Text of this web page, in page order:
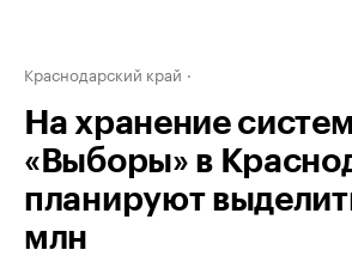
Краснодарский край
На хранение
«Выборы» в
планируют
млн